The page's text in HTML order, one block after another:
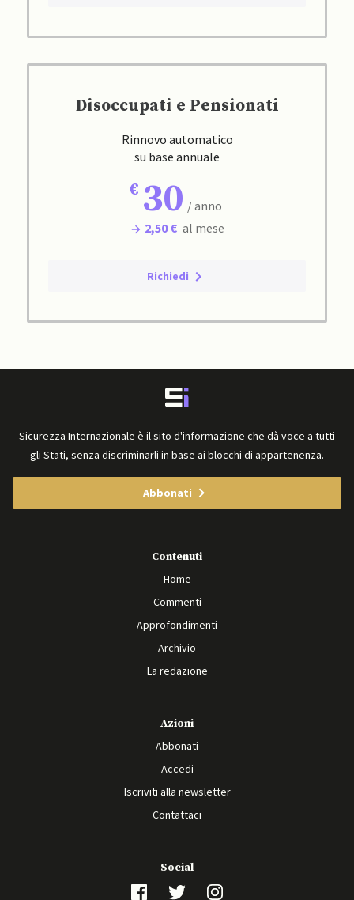
Disoccupati e Pensionati
Rinnovo automatico
su base annuale
30 / anno
2,50 € al mese
Richiedi
Sicurezza Internazionale è il sito d'informazione che dà voce a tutti
gli Stati, senza discriminarli in base ai blocchi di appartenenza.
Abbonati
Contenuti
Home
Commenti
Approfondimenti
Archivio
La redazione
Azioni
Abbonati
Accedi
Iscriviti alla newsletter
Contattaci
Social